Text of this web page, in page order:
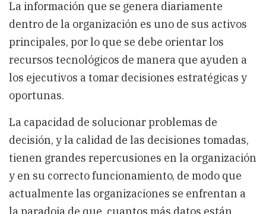
La información que se genera diariamente
dentro de la organización es uno de sus activos
principales, por lo que se debe orientar los
recursos tecnológicos de manera que ayuden a
los ejecutivos a tomar decisiones estratégicas y
oportunas.
La capacidad de solucionar problemas de
decisión, y la calidad de las decisiones tomadas,
tienen grandes repercusiones en la organización
y en su correcto funcionamiento, de modo que
actualmente las organizaciones se enfrentan a